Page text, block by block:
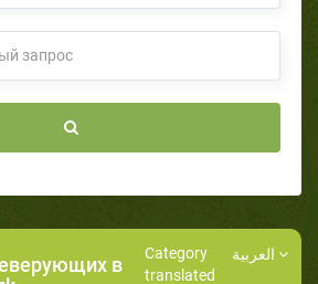
в
Category
translated